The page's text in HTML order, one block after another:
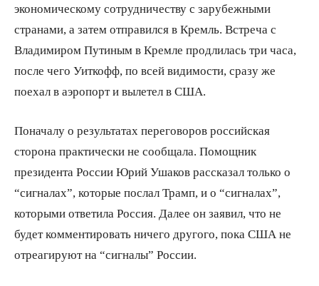
экономическому сотрудничеству с зарубежными
странами, а затем отправился в Кремль. Встреча с
Владимиром Путиным в Кремле продлилась три часа,
после чего Уиткофф, по всей видимости, сразу же
поехал в аэропорт и вылетел в США.
Поначалу о результатах переговоров российская
сторона практически не сообщала. Помощник
президента России Юрий Ушаков рассказал только о
“сигналах”, которые послал Трамп, и о “сигналах”,
которыми ответила Россия. Далее он заявил, что не
будет комментировать ничего другого, пока США не
отреагируют на “сигналы” России.